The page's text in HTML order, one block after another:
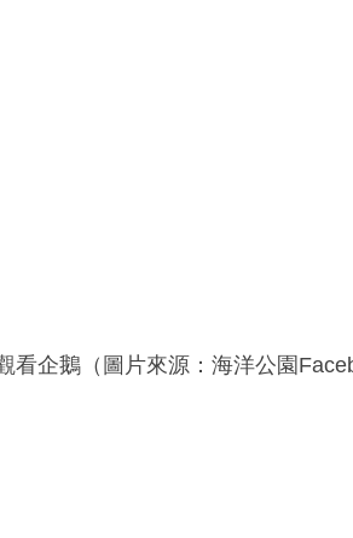
看企鵝（圖片來源：海洋公園